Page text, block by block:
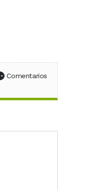
Facebook
en X (Twitter)
en WhatsApp
Comentarios